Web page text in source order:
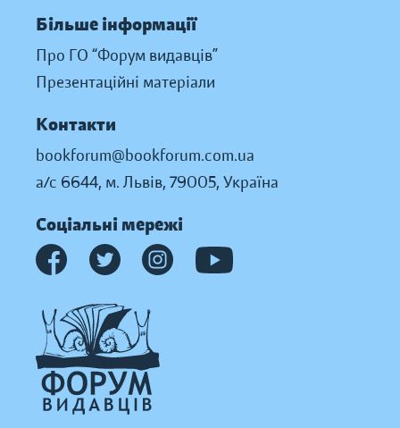
Більше інформації
Про ГО “Форум видавців”
Презентаційні матеріали
Контакти
bookforum@bookforum.com.ua
а/с 6644, м. Львів, 79005, Україна
Соціальні мережі